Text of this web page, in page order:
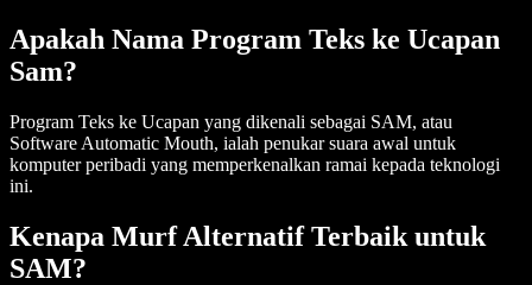
Apakah Nama Program Teks ke Ucapan
Sam?
Program Teks ke Ucapan yang dikenali sebagai SAM, atau
Software Automatic Mouth, ialah penukar suara awal untuk
komputer peribadi yang memperkenalkan ramai kepada teknologi
ini.
Kenapa Murf Alternatif Terbaik untuk
SAM?